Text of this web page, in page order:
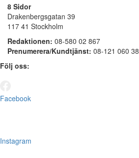
8 Sidor
Drakenbergsgatan 39
117 41 Stockholm
Redaktionen: 08-580 02 867
Prenumerera/Kundtjänst: 08-121 060 38
Följ oss:
Facebook
Instagram